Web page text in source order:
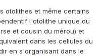
otolithes et même certains
l'otolithe unique du
et cousin du mérou) et
dans les cellules du
en s'organisant dans le